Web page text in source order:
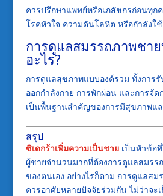
ควรปรึกษาแพทย์หรือเภสัชกรก่อนทุก
โรคหัวใจ ความดันโลหิต หรือกำลังใ
การดูแลสมรรถภาพชา
อะไร?
การดูแลสุขภาพแบบองค์รวม ทั้งการ
ออกกำลังกาย การพักผ่อน และการจัด
เป็นพื้นฐานสำคัญของการมีสุขภาพแ
สรุป
ซิเดกร้าเพิ่มความเป็นชายเป็นหัวข้อที่
ผู้ชายจำนวนมากที่ต้องการดูแลสมรร
ของตนเอง อย่างไรก็ตาม การดูแลส
ควรอาศัยหลายปัจจัยร่วมกัน ไม่ว่าจ